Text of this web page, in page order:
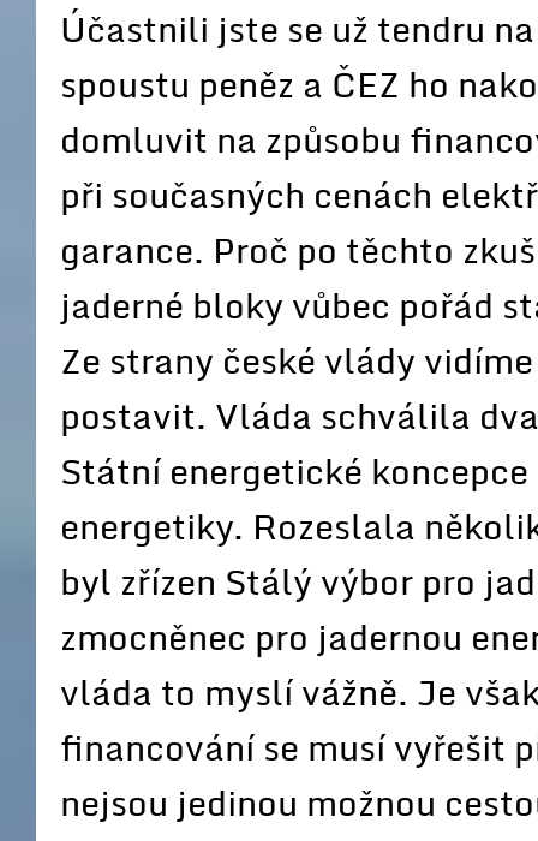
Účastnili jste se už tendru
spoustu peněz a ČEZ ho
domluvit na způsobu
při současných cenách
garance. Proč po těchto
jaderné bloky vůbec pořád
Ze strany české vlády
postavit. Vláda schválila
Státní energetické
energetiky. Rozeslala
byl zřízen Stálý výbor pro
zmocněnec pro jadernou
vláda to myslí vážně. Je
financování se musí vyřešit
nejsou jedinou možnou